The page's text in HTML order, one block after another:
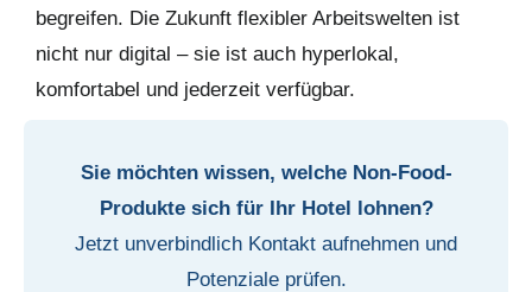
begreifen. Die Zukunft flexibler Arbeitswelten ist
nicht nur digital – sie ist auch hyperlokal,
komfortabel und jederzeit verfügbar.
Sie möchten wissen, welche Non-Food-
Produkte sich für Ihr Hotel lohnen?
Jetzt unverbindlich Kontakt aufnehmen und
Potenziale prüfen.